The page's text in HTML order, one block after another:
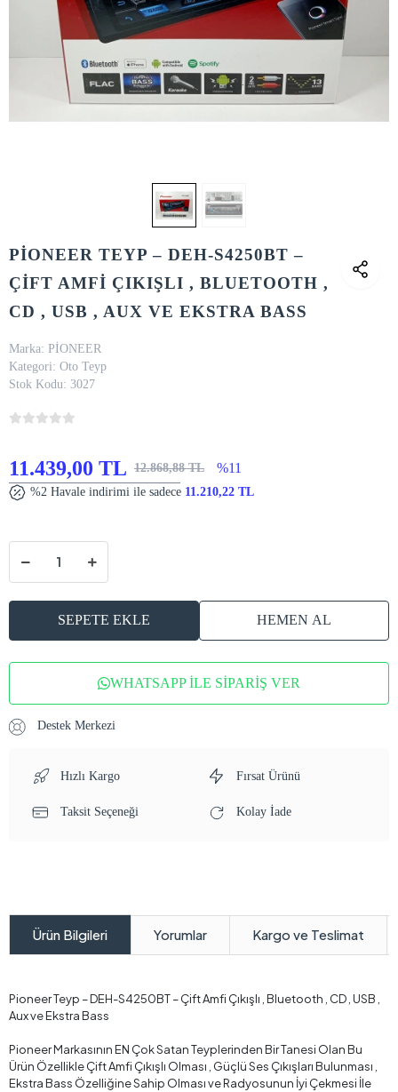
PİONEER TEYP – DEH-S4250BT –
ÇİFT AMFİ ÇIKIŞLI , BLUETOOTH ,
CD , USB , AUX VE EKSTRA BASS
Marka: PİONEER
Kategori: Oto Teyp
Stok Kodu: 3027
11.439,00 TL 12.868,88 TL %11
%2 Havale indirimi ile sadece 11.210,22 TL
SEPETE EKLE HEMEN AL
WHATSAPP İLE SİPARİŞ VER
Destek Merkezi
Hızlı Kargo Fırsat Ürünü
Taksit Seçeneği Kolay İade
Ürün Bilgileri Yorumlar Kargo ve Teslimat
Pioneer Teyp – DEH-S4250BT – Çift Amfi Çıkışlı , Bluetooth , CD , USB ,
Aux ve Ekstra Bass
Pioneer Markasının EN Çok Satan Teyplerinden Bir Tanesi Olan Bu
Ürün Özellikle Çift Amfi Çıkışlı Olması , Güçlü Ses Çıkışları Bulunması ,
Ekstra Bass Özelliğine Sahip Olması ve Radyosunun İyi Çekmesi İle